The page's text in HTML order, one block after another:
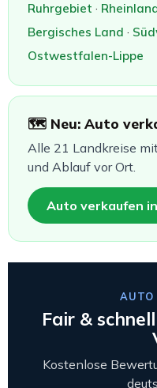
Ruhrgebiet ·
Bergisches Land ·
Ostwestfalen-Lippe
🗺️ Neu: Auto
Alle 21 Landkreise
und Ablauf vor Ort.
Auto verkaufen
AUTO
Fair &
Kostenlose